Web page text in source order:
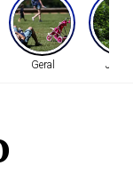
Geral